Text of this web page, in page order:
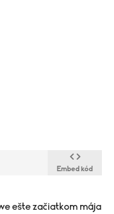
Embed kód
ešte začiatkom mája